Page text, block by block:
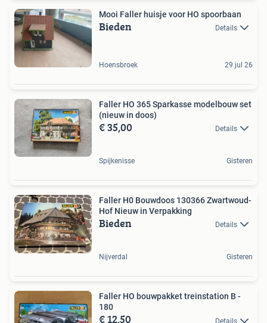
Mooi Faller huisje voor HO spoorbaan
Bieden Details
Hoensbroek 29 jul 26
Faller HO 365 Sparkasse modelbouw set
(nieuw in doos)
€ 35,00 Details
Spijkenisse Gisteren
Faller H0 Bouwdoos 130366 Zwartwoud-
Hof Nieuw in Verpakking
Bieden Details
Nijverdal Gisteren
Faller HO bouwpakket treinstation B -
180
€ 12,50 Details